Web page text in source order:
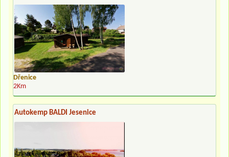
Dřenice
2Km
Autokemp BALDI Jesenice